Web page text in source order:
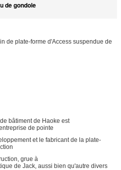
de gondole
de plate-forme d'Access suspendue de
bâtiment de Haoke est
de pointe
et le fabricant de la plate-
grue à
de Jack, aussi bien qu'autre divers